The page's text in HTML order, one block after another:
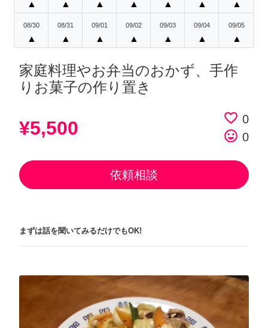
▲ ▲ ▲ ▲ ▲ ▲ ▲
08/30
▲
08/31
▲
09/01
▲
09/02
▲
09/03
▲
09/04
▲
09/05
▲
家庭料理やお弁当のおかず、手作
りお菓子の作り置き
¥5,500 favorite_border 0
tag_faces 0
依頼相談
まずは話を聞いてみるだけでもOK!